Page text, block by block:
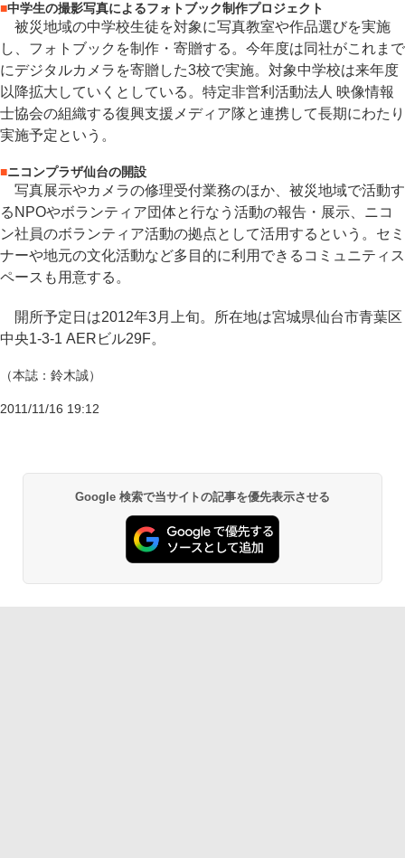
■中学生の撮影写真によるフォトブック制作プロジェクト
被災地域の中学校生徒を対象に写真教室や作品選びを実施
し、フォトブックを制作・寄贈する。今年度は同社がこれまで
にデジタルカメラを寄贈した3校で実施。対象中学校は来年度
以降拡大していくとしている。特定非営利活動法人 映像情報
士協会の組織する復興支援メディア隊と連携して長期にわたり
実施予定という。
■ニコンプラザ仙台の開設
写真展示やカメラの修理受付業務のほか、被災地域で活動す
るNPOやボランティア団体と行なう活動の報告・展示、ニコ
ン社員のボランティア活動の拠点として活用するという。セミ
ナーや地元の文化活動など多目的に利用できるコミュニティス
ペースも用意する。
開所予定日は2012年3月上旬。所在地は宮城県仙台市青葉区
中央1-3-1 AERビル29F。
（本誌：鈴木誠）
2011/11/16 19:12
Google 検索で当サイトの記事を優先表示させる